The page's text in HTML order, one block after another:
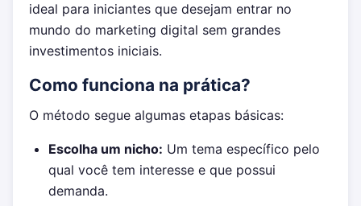
ideal para iniciantes que desejam entrar no
mundo do marketing digital sem grandes
investimentos iniciais.
Como funciona na prática?
O método segue algumas etapas básicas:
Escolha um nicho: Um tema específico pelo
qual você tem interesse e que possui
demanda.